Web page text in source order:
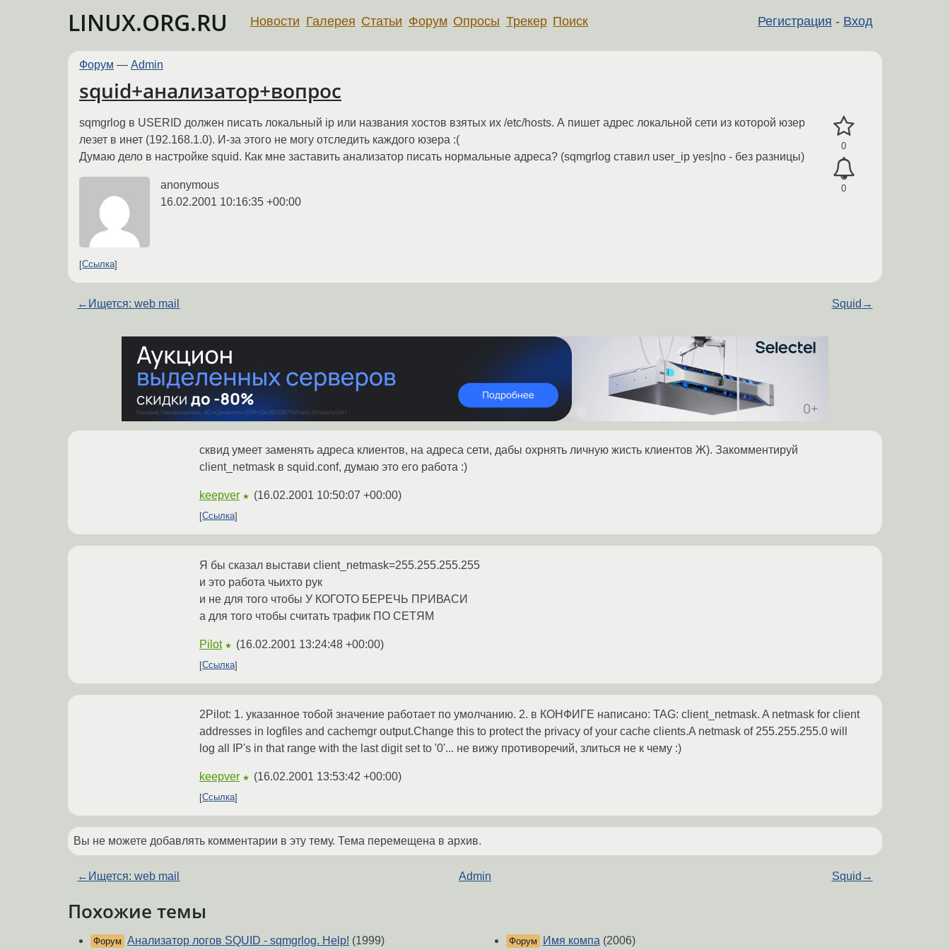
LINUX.ORG.RU Регистрация - Вход
Новости Галерея Статьи Форум Опросы Трекер Поиск
Форум — Admin
squid+анализатор+вопрос
0
0
sqmgrlog в USERID должен писать локальный ip или названия хостов взятых их /etc/hosts. А пишет адрес локальной сети из которой юзер
лезет в инет (192.168.1.0). И-за этого не могу отследить каждого юзера :(
Думаю дело в настройке squid. Как мне заставить анализатор писать нормальные адреса? (sqmgrlog ставил user_ip yes|no - без разницы)
anonymous
16.02.2001 10:16:35 +00:00
Ссылка
← Ищется: web mail Squid →
сквид умеет заменять адреса клиентов, на адреса сети, дабы охрнять личную жисть клиентов Ж). Закомментируй
client_netmask в squid.conf, думаю это его работа :)
keepver ★ (16.02.2001 10:50:07 +00:00)
Ссылка
Я бы сказал выстави client_netmask=255.255.255.255
и это работа чьихто рук
и не для того чтобы У КОГОТО БЕРЕЧЬ ПРИВАСИ
а для того чтобы считать трафик ПО СЕТЯМ
Pilot ★ (16.02.2001 13:24:48 +00:00)
Ссылка
2Pilot: 1. указанное тобой значение работаeт по умолчанию. 2. в КОНФИГЕ написано: TAG: client_netmask. A netmask for client
addresses in logfiles and cachemgr output.Change this to protect the privacy of your cache clients.A netmask of 255.255.255.0 will
log all IP's in that range with the last digit set to '0'... не вижу противоречий, злиться не к чему :)
keepver ★ (16.02.2001 13:53:42 +00:00)
Ссылка
Вы не можете добавлять комментарии в эту тему. Тема перемещена в архив.
← Ищется: web mail Admin Squid →
Похожие темы
Форум Анализатор логов SQUID - sqmgrlog. Help! (1999) Форум Имя компа(2006)